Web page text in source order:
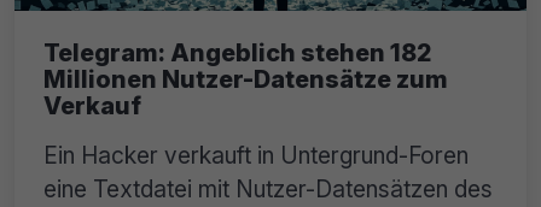
Telegram: Angeblich stehen 182
Millionen Nutzer-Datensätze zum
Verkauf
Ein Hacker verkauft in Untergrund-Foren
eine Textdatei mit Nutzer-Datensätzen des